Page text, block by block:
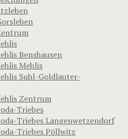
Benshausen
Mehlis
Suhl-Goldlauter-
Zentrum
Triebes
Triebes Langenwetzendorf
Triebes Pöllwitz